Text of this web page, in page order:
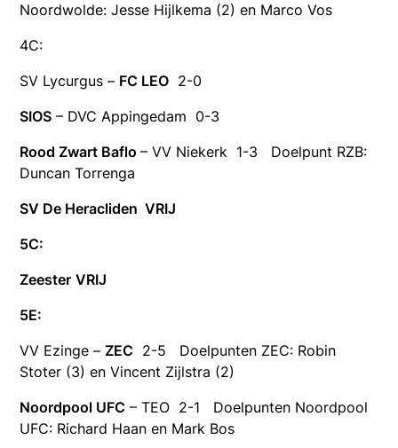
Noordwolde: Jesse Hijlkema (2) en Marco Vos
4C:
SV Lycurgus – FC LEO 2-0
SIOS – DVC Appingedam 0-3
Rood Zwart Baflo– VV Niekerk 1-3 Doelpunt RZB:
Duncan Torrenga
SV De Heracliden VRIJ
5C:
Zeester VRIJ
5E:
VV Ezinge –ZEC 2-5 Doelpunten ZEC: Robin
Stoter (3) en Vincent Zijlstra (2)
Noordpool UFC – TEO 2-1 Doelpunten Noordpool
UFC: Richard Haan en Mark Bos